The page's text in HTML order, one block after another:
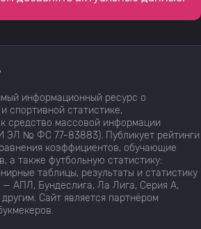
информационный ресурс о
спортивной статистике,
средство массовой информации
ЭЛ № ФС 77-83883). Публикует рейтинги
коэффициентов, обучающие
а также футбольную статистику:
таблицы, результаты и статистику
АПЛ, Бундеслига, Ла Лига, Серия А,
Сайт является партнёром